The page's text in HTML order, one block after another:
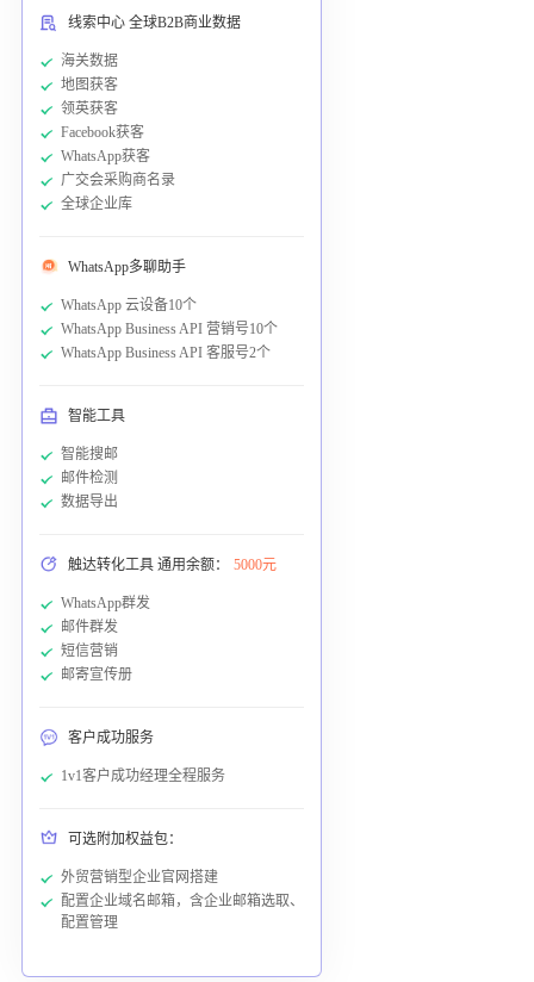
线索中心 全球B2B商业数据
海关数据
地图获客
领英获客
Facebook获客
WhatsApp获客
广交会采购商名录
全球企业库
WhatsApp多聊助手
WhatsApp 云设备10个
WhatsApp Business API 营销号10个
WhatsApp Business API 客服号2个
智能工具
智能搜邮
邮件检测
数据导出
触达转化工具 通用余额： 5000元
WhatsApp群发
邮件群发
短信营销
邮寄宣传册
客户成功服务
1v1客户成功经理全程服务
可选附加权益包：
外贸营销型企业官网搭建
配置企业域名邮箱，含企业邮箱选取、
配置管理